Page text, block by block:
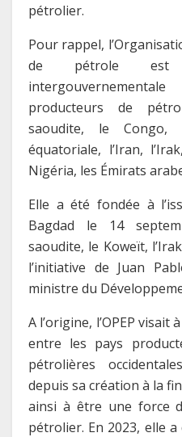
pétrolier.
Pour rappel,
de pétrole est
producteurs de
saoudite, le
équatoriale, l’Iran,
Nigéria, les Émirats
Elle a été fondée à
Bagdad le 14
saoudite, le Koweït,
l’initiative de Juan
ministre du
A l’origine, l’OPEP
entre les pays
pétrolières
depuis sa création à la
ainsi à être une force
pétrolier. En 2023, elle